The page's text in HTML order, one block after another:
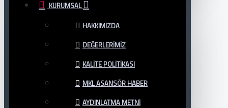
KURUMSAL
HAKKIMIZDA
DEĞERLERIMIZ
KALITE POLITIKASI
MKL ASANSÖR HABER
AYDINLATMA METNI